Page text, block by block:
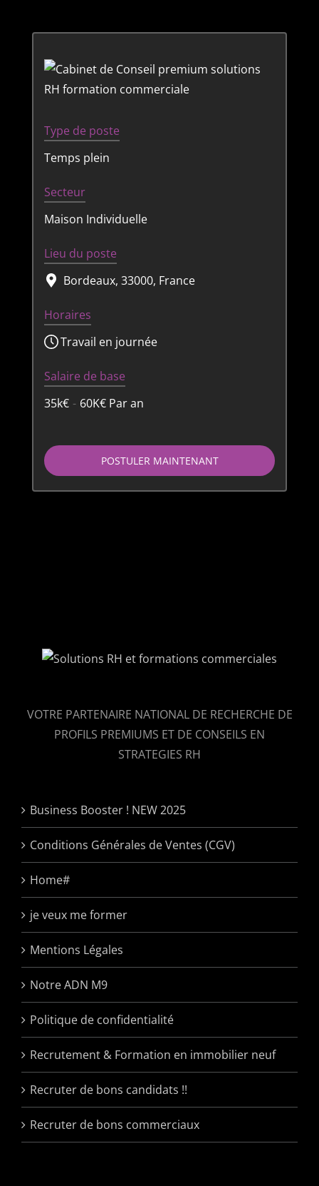
Type de poste
Temps plein
Secteur
Maison Individuelle
Lieu du poste
Bordeaux, 33000, France
Horaires
Travail en journée
Salaire de base
35k€ - 60K€ Par an
POSTULER MAINTENANT
VOTRE PARTENAIRE NATIONAL DE RECHERCHE DE
PROFILS PREMIUMS ET DE CONSEILS EN
STRATEGIES RH
Business Booster ! NEW 2025
Conditions Générales de Ventes (CGV)
Home#
je veux me former
Mentions Légales
Notre ADN M9
Politique de confidentialité
Recrutement & Formation en immobilier neuf
Recruter de bons candidats !!
Recruter de bons commerciaux